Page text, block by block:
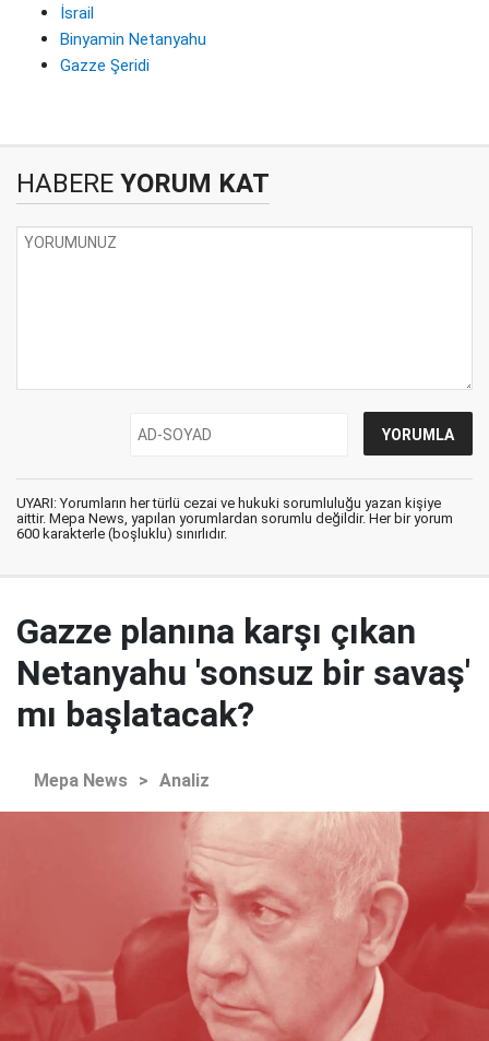
İsrail
Binyamin Netanyahu
Gazze Şeridi
HABERE YORUM KAT
UYARI: Yorumların her türlü cezai ve hukuki sorumluluğu yazan kişiye
aittir. Mepa News, yapılan yorumlardan sorumlu değildir. Her bir yorum
600 karakterle (boşluklu) sınırlıdır.
Gazze planına karşı çıkan
Netanyahu 'sonsuz bir savaş'
mı başlatacak?
Mepa News > Analiz